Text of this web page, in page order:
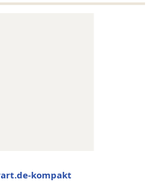
kompakt